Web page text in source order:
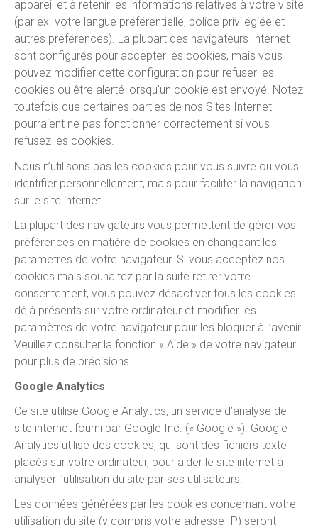
appareil et à retenir les informations relatives à votre visite
(par ex. votre langue préférentielle, police privilégiée et
autres préférences). La plupart des navigateurs Internet
sont configurés pour accepter les cookies, mais vous
pouvez modifier cette configuration pour refuser les
cookies ou être alerté lorsqu'un cookie est envoyé. Notez
toutefois que certaines parties de nos Sites Internet
pourraient ne pas fonctionner correctement si vous
refusez les cookies.
Nous n’utilisons pas les cookies pour vous suivre ou vous
identifier personnellement, mais pour faciliter la navigation
sur le site internet.
La plupart des navigateurs vous permettent de gérer vos
préférences en matière de cookies en changeant les
paramètres de votre navigateur. Si vous acceptez nos
cookies mais souhaitez par la suite retirer votre
consentement, vous pouvez désactiver tous les cookies
déjà présents sur votre ordinateur et modifier les
paramètres de votre navigateur pour les bloquer à l’avenir.
Veuillez consulter la fonction « Aide » de votre navigateur
pour plus de précisions.
Google Analytics
Ce site utilise Google Analytics, un service d’analyse de
site internet fourni par Google Inc. (« Google »). Google
Analytics utilise des cookies, qui sont des fichiers texte
placés sur votre ordinateur, pour aider le site internet à
analyser l’utilisation du site par ses utilisateurs.
Les données générées par les cookies concernant votre
utilisation du site (y compris votre adresse IP) seront